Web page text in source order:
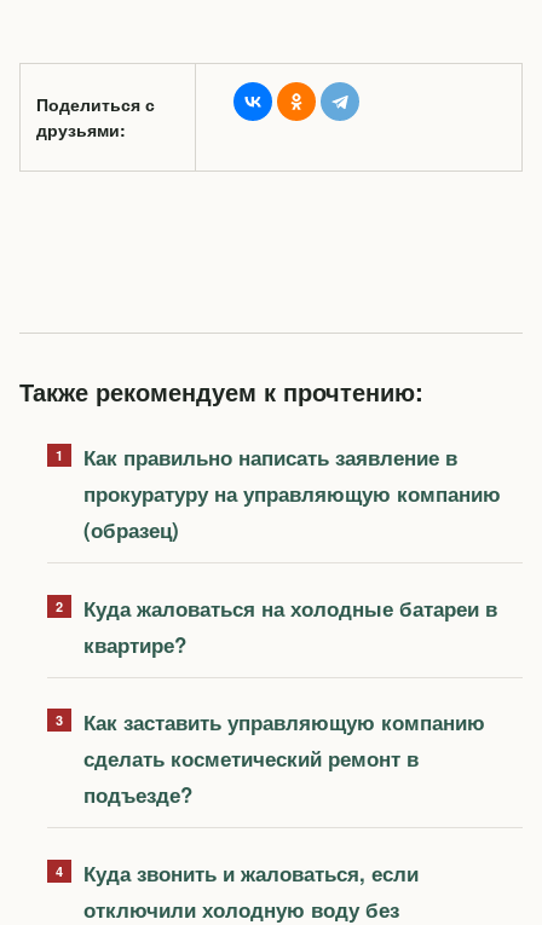
Поделиться с
друзьями:
Также рекомендуем к прочтению:
Как правильно написать заявление в
прокуратуру на управляющую компанию
(образец)
Куда жаловаться на холодные батареи в
квартире?
Как заставить управляющую компанию
сделать косметический ремонт в
подъезде?
Куда звонить и жаловаться, если
отключили холодную воду без